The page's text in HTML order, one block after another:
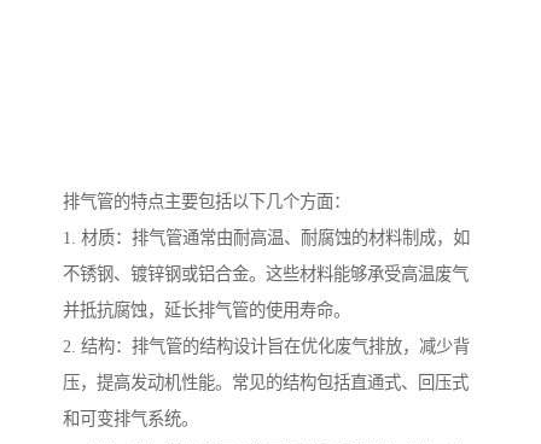
排气管的特点主要包括以下几个方面：
1. 材质：排气管通常由耐高温、耐腐蚀的材料制成，如
不锈钢、镀锌钢或铝合金。这些材料能够承受高温废气
并抵抗腐蚀，延长排气管的使用寿命。
2. 结构：排气管的结构设计旨在优化废气排放，减少背
压，提高发动机性能。常见的结构包括直通式、回压式
和可变排气系统。